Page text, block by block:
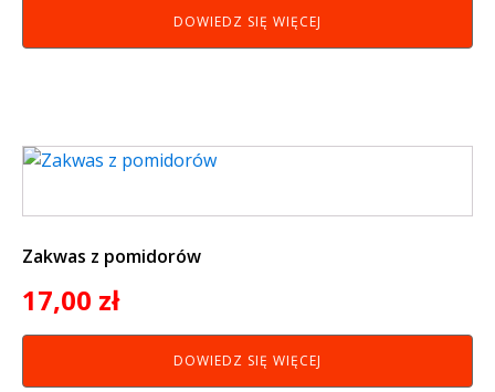
DOWIEDZ SIĘ WIĘCEJ
Zakwas z pomidorów
17,00 zł
DOWIEDZ SIĘ WIĘCEJ